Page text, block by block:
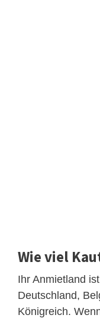
Wie viel
Ihr Anmietland
Deutschland,
Königreich.